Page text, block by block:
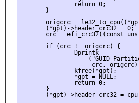
               return 0;
       }
origcrc =
       (*gpt)->header_crc32 = 0;
crc = efi_crc32((const
       if (crc != origcrc) {
               Dprintk
("GUID
crc,
               kfree(*gpt);
               *gpt = NULL;
               return 0;
       }
(*gpt)->header_crc32 =